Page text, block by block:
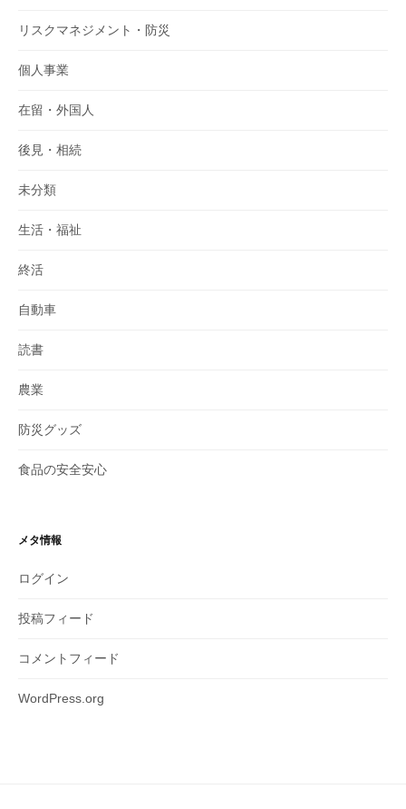
リスクマネジメント・防災
個人事業
在留・外国人
後見・相続
未分類
生活・福祉
終活
自動車
読書
農業
防災グッズ
食品の安全安心
メタ情報
ログイン
投稿フィード
コメントフィード
WordPress.org